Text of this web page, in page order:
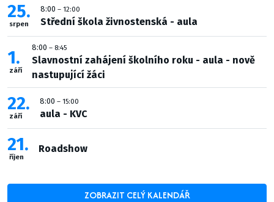
25
srpen
8:00 – 12:00
Střední škola živnostenská - aula
1
září
8:00 – 8:45
Slavnostní zahájení školního roku - aula - nově
nastupující žáci
22
září
8:00 – 15:00
aula - KVC
21
říjen
Roadshow
ZOBRAZIT CELÝ KALENDÁŘ